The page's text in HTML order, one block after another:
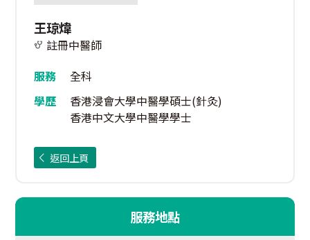
王琼煒
註冊中醫師
服務
全科
學歷
香港浸會大學中醫學碩士(針灸)
香港中文大學中醫學學士
返回上頁
服務地點